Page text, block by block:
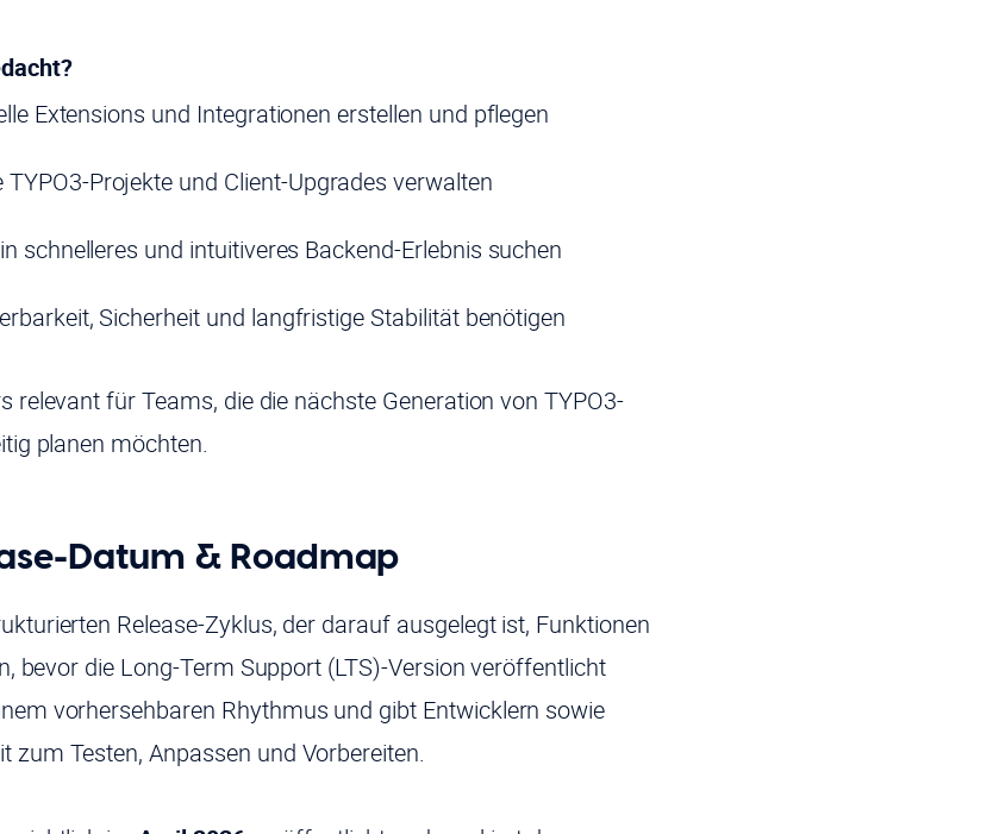
Extensions und Integrationen erstellen und pflegen
TYPO3-Projekte und Client-Upgrades verwalten
schnelleres und intuitiveres Backend-Erlebnis suchen
Sicherheit und langfristige Stabilität benötigen
relevant für Teams, die die nächste Generation von TYPO3-
planen möchten.
Datum & Roadmap
Release-Zyklus, der darauf ausgelegt ist, Funktionen
bevor die Long-Term Support (LTS)-Version veröffentlicht
vorhersehbaren Rhythmus und gibt Entwicklern sowie
zum Testen, Anpassen und Vorbereiten.